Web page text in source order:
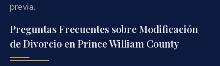
previa.
Preguntas Frecuentes sobre Modificación
de Divorcio en Prince William County